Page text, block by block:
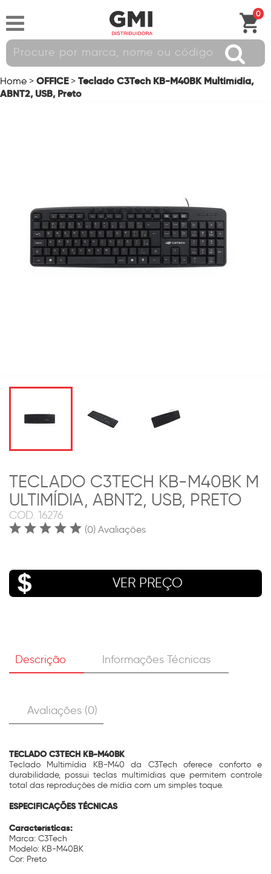
0
Home > OFFICE > Teclado C3Tech KB-M40BK Multimídia,
ABNT2, USB, Preto
TECLADO C3TECH KB-M40BK M
ULTIMÍDIA, ABNT2, USB, PRETO
COD. 16276
(0) Avaliações
VER PREÇO
Descrição Informações Técnicas
Avaliações (0)
TECLADO C3TECH KB-M40BK
Teclado Multimídia KB-M40 da C3Tech oferece conforto e
durabilidade, possui teclas multimídias que permitem controle
total das reproduções de mídia com um simples toque.
ESPECIFICAÇÕES TÉCNICAS
Características:
Marca: C3Tech
Modelo: KB-M40BK
Cor: Preto